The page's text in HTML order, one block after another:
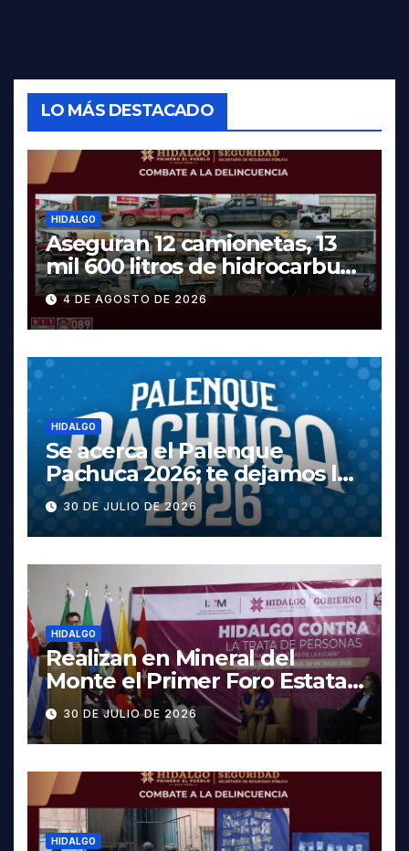
LO MÁS DESTACADO
HIDALGO
Aseguran 12 camionetas, 13
mil 600 litros de hidrocarburo
y dos vehículos robados en
Tula
4 DE AGOSTO DE 2026
HIDALGO
Se acerca el Palenque
Pachuca 2026; te dejamos la
cartelera completa, las
fechas y los precios
30 DE JULIO DE 2026
HIDALGO
Realizan en Mineral del
Monte el Primer Foro Estatal
contra la Trata de Personas
30 DE JULIO DE 2026
HIDALGO